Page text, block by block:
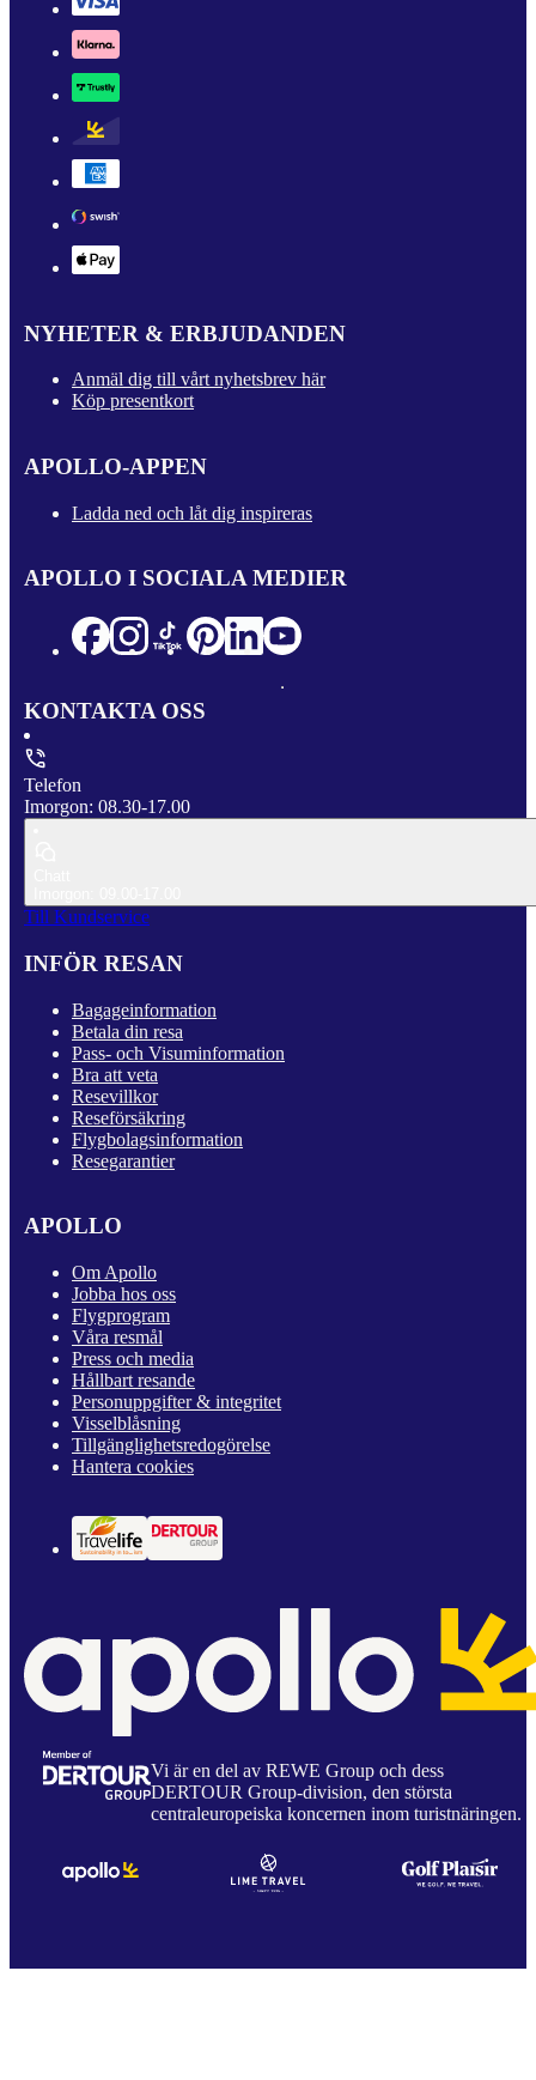
NYHETER & ERBJUDANDEN
Anmäl dig till vårt nyhetsbrev här
Köp presentkort
APOLLO-APPEN
Ladda ned och låt dig inspireras
APOLLO I SOCIALA MEDIER
KONTAKTA OSS
Telefon
Imorgon: 08.30-17.00
Till Kundservice
INFÖR RESAN
Bagageinformation
Betala din resa
Pass- och Visuminformation
Bra att veta
Resevillkor
Reseförsäkring
Flygbolagsinformation
Resegarantier
APOLLO
Om Apollo
Jobba hos oss
Flygprogram
Våra resmål
Press och media
Hållbart resande
Personuppgifter & integritet
Visselblåsning
Tillgänglighetsredogörelse
Hantera cookies
Vi är en del av REWE Group och dess
DERTOUR Group-division, den största
centraleuropeiska koncernen inom turistnäringen.